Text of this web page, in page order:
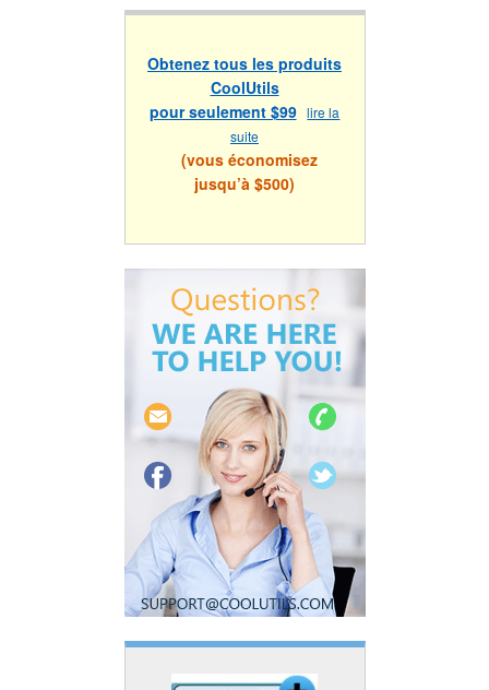
Obtenez tous les produits
CoolUtils
pour seulement $99 lire la
suite
(vous économisez
jusqu’à $500)